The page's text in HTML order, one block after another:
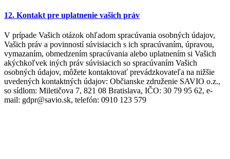
12. Kontakt pre uplatnenie vašich práv
V prípade Vašich otázok ohľadom spracúvania osobných údajov,
Vašich práv a povinností súvisiacich s ich spracúvaním, úpravou,
vymazaním, obmedzením spracúvania alebo uplatnením si Vašich
akýchkoľvek iných práv súvisiacich so spracúvaním Vašich
osobných údajov, môžete kontaktovať prevádzkovateľa na nižšie
uvedených kontaktných údajov: Občianske združenie SAVIO o.z.,
so sídlom: Miletičova 7, 821 08 Bratislava, IČO: 30 79 95 62, e-
mail: gdpr@savio.sk, telefón: 0910 123 579